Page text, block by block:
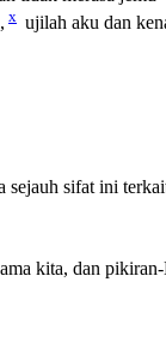
x ujilah aku dan
sifat ini
kita, dan